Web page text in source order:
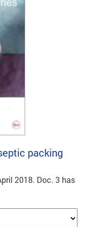
packing
2018. Doc. 3 has